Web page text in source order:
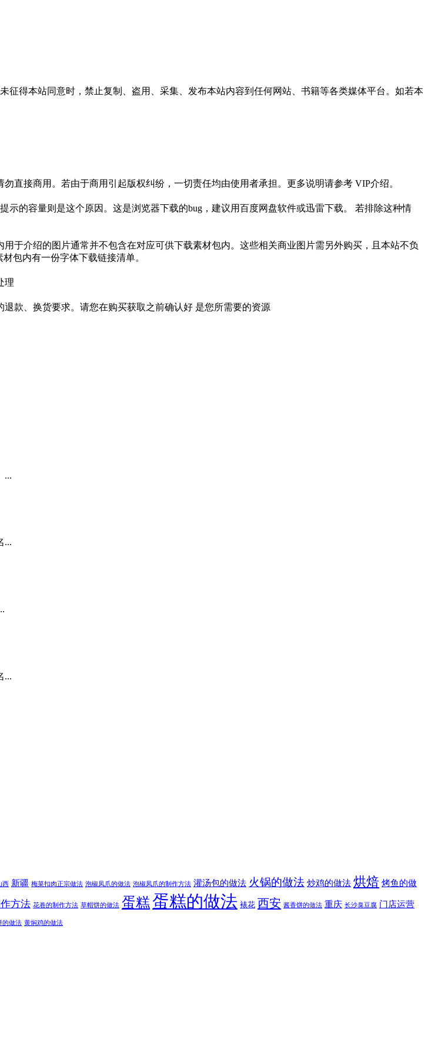
得本站同意时，禁止复制、盗用、采集、发布本站内容到任何网站、书籍等各类媒体平台。如若本
直接商用。若由于商用引起版权纠纷，一切责任均由使用者承担。更多说明请参考 VIP介绍。
的容量则是这个原因。这是浏览器下载的bug，建议用百度网盘软件或迅雷下载。 若排除这种情
于介绍的图片通常并不包含在对应可供下载素材包内。这些相关商业图片需另外购买，且本站不负
包内有一份字体下载链接清单。
理
款、换货要求。请您在购买获取之前确认好 是您所需要的资源
...
...
...
西 新疆 梅菜扣肉正宗做法 泡椒凤爪的做法 泡椒凤爪的制作方法 灌汤包的做法 火锅的做法 炒鸡的做法 烘焙 烤鱼的做
方法 花卷的制作方法 草帽饼的做法 蛋糕 蛋糕的做法 裱花 西安 酱香饼的做法 重庆 长沙臭豆腐 门店运营
的做法 黄焖鸡的做法